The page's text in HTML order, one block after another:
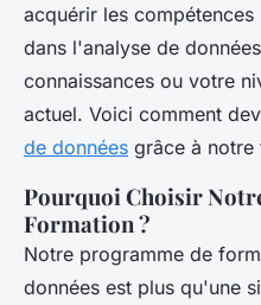
acquérir les
dans l'analyse de
connaissances ou votre
actuel. Voici comment
de données grâce à notre
Pourquoi Choisir
Formation ?
Notre programme de
données est plus qu'une